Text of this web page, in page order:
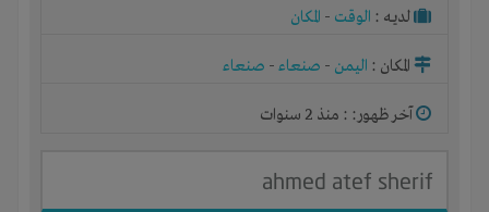
لديـه : الوقت - المكان
المكان : اليمن - صنعاء- صنعاء
آخر ظهور: : منذ 2 سنوات
ahmed atef sherif